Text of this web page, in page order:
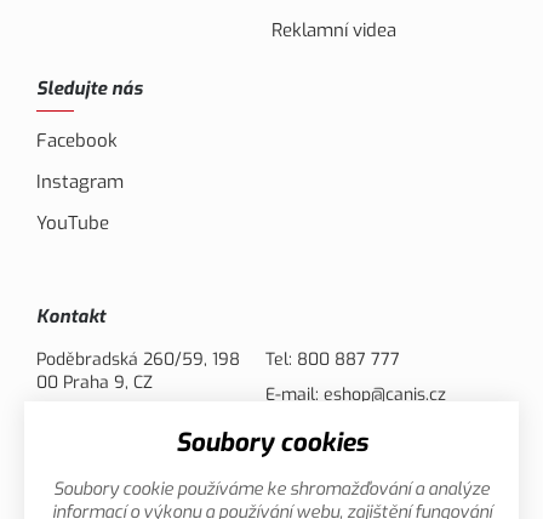
Reklamní videa
Sledujte nás
Facebook
Instagram
YouTube
Kontakt
Poděbradská 260/59, 198
00 Praha 9, CZ
Tel: 800 887 777
E-mail: eshop@canis.cz
Možnosti platby
Soubory cookies
Soubory cookie používáme ke shromažďování a analýze
informací o výkonu a používání webu, zajištění fungování